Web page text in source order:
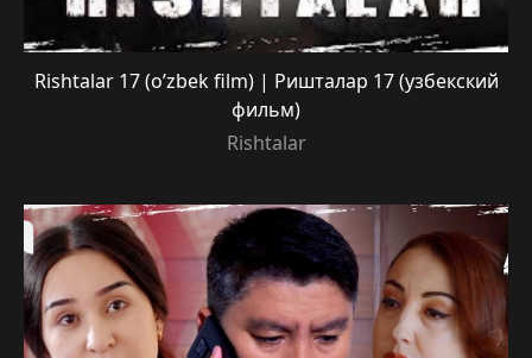
Rishtalar 17 (o’zbek film) | Ришталар 17 (узбекский
фильм)
Rishtalar